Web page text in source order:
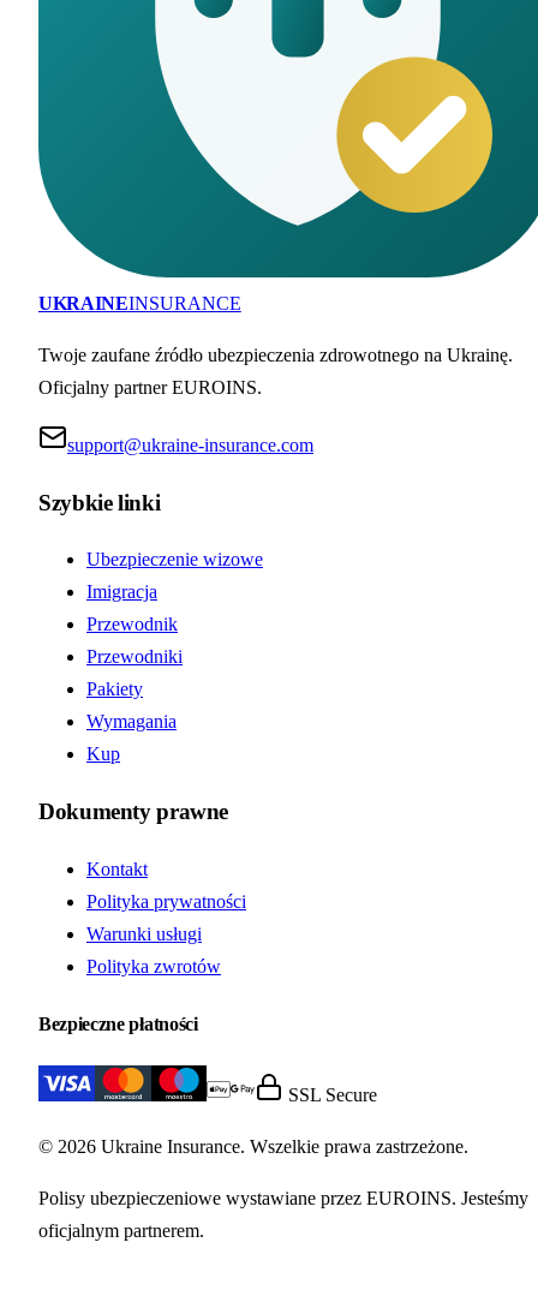
UKRAINEINSURANCE
Twoje zaufane źródło ubezpieczenia zdrowotnego na Ukrainę.
Oficjalny partner EUROINS.
support@ukraine-insurance.com
Szybkie linki
Ubezpieczenie wizowe
Imigracja
Przewodnik
Przewodniki
Pakiety
Wymagania
Kup
Dokumenty prawne
Kontakt
Polityka prywatności
Warunki usługi
Polityka zwrotów
Bezpieczne płatności
SSL Secure
© 2026 Ukraine Insurance. Wszelkie prawa zastrzeżone.
Polisy ubezpieczeniowe wystawiane przez EUROINS. Jesteśmy
oficjalnym partnerem.